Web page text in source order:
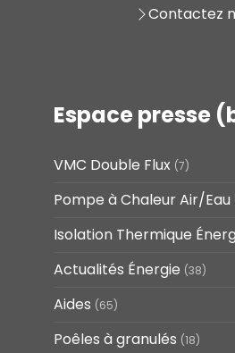
Contactez
Espace presse
VMC Double Flux (7)
Pompe à Chaleur Air/Eau
Isolation Thermique
Actualités Énergie (38)
Aides (65)
Poêles à granulés (18)